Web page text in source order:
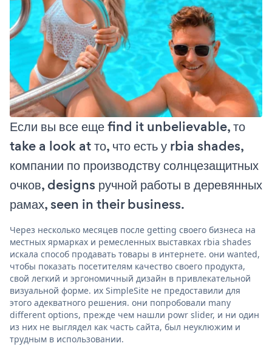
Если вы все еще find it unbelievable, то
take a look at то, что есть у rbia shades,
компании по производству солнцезащитных
очков, designs ручной работы в деревянных
рамах, seen in their business.
Через несколько месяцев после getting своего бизнеса на
местных ярмарках и ремесленных выставках rbia shades
искала способ продавать товары в интернете. они wanted,
чтобы показать посетителям качество своего продукта,
свой легкий и эргономичный дизайн в привлекательной
визуальной форме. их SimpleSite не предоставили для
этого адекватного решения. они попробовали many
different options, прежде чем нашли powr slider, и ни один
из них не выглядел как часть сайта, был неуклюжим и
трудным в использовании.